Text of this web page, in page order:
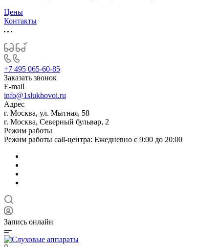
Цены
Контакты
+7 495 065-60-85
Заказать звонок
E-mail
info@1slukhovoi.ru
Адрес
г. Москва, ул. Мытная, 58
г. Москва, Северный бульвар, 2
Режим работы
Режим работы call-центра: Ежедневно с 9:00 до 20:00
Запись онлайн